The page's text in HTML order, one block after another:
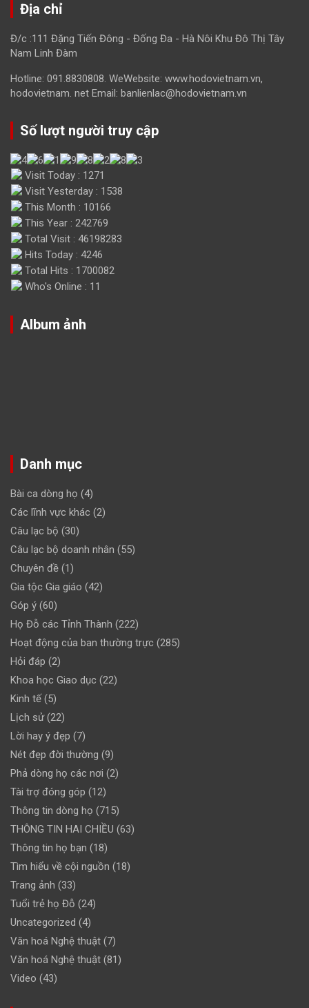
Địa chỉ
Đ/c :111 Đặng Tiến Đông - Đống Đa - Hà Nôi Khu Đô Thị Tây
Nam Linh Đàm
Hotline: 091.8830808. WeWebsite: www.hodovietnam.vn,
hodovietnam. net Email: banlienlac@hodovietnam.vn
Số lượt người truy cập
Visit Today : 1271
Visit Yesterday : 1538
This Month : 10166
This Year : 242769
Total Visit : 46198283
Hits Today : 4246
Total Hits : 1700082
Who's Online : 11
Album ảnh
Danh mục
Bài ca dòng họ (4)
Các lĩnh vực khác (2)
Câu lạc bộ (30)
Câu lạc bộ doanh nhân (55)
Chuyên đề (1)
Gia tộc Gia giáo (42)
Góp ý (60)
Họ Đỗ các Tỉnh Thành (222)
Hoạt động của ban thường trực (285)
Hỏi đáp (2)
Khoa học Giao dục (22)
Kinh tế(5)
Lịch sử(22)
Lời hay ý đẹp (7)
Nét đẹp đời thường (9)
Phả dòng họ các nơi (2)
Tài trợ đóng góp (12)
Thông tin dòng họ (715)
THÔNG TIN HAI CHIỀU (63)
Thông tin họ bạn (18)
Tìm hiểu về cội nguồn (18)
Trang ảnh (33)
Tuổi trẻ họ Đỗ (24)
Uncategorized (4)
Văn hoá Nghệ thuật (7)
Văn hoá Nghệ thuật (81)
Video (43)